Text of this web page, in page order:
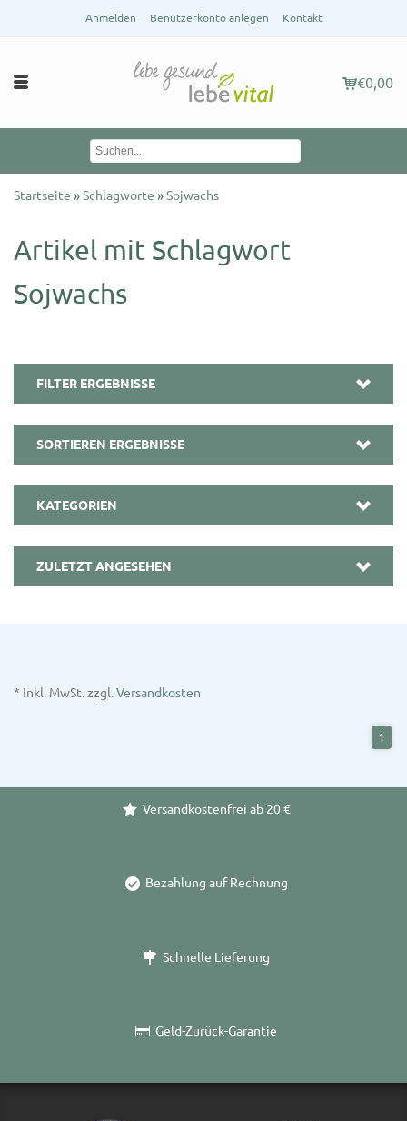
Anmelden Benutzerkonto anlegen Kontakt
€0,00
Startseite »Schlagworte »Sojwachs
Artikel mit Schlagwort
Sojwachs
FILTER ERGEBNISSE
SORTIEREN ERGEBNISSE
KATEGORIEN
ZULETZT ANGESEHEN
* Inkl. MwSt. zzgl.Versandkosten
1
Versandkostenfrei ab 20 €
Bezahlung auf Rechnung
Schnelle Lieferung
Geld-Zurück-Garantie